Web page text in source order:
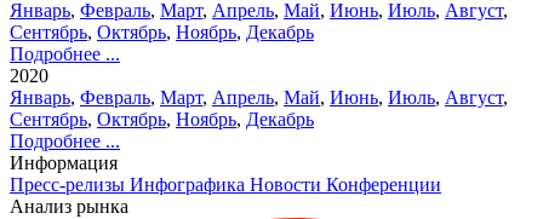
Январь, Февраль, Март, Апрель, Май, Июнь, Июль, Август,
Сентябрь, Октябрь, Ноябрь, Декабрь
Подробнее ...
2020
Январь, Февраль, Март, Апрель, Май, Июнь, Июль, Август,
Сентябрь, Октябрь, Ноябрь, Декабрь
Подробнее ...
Информация
Пресс-релизы Инфографика Новости Конференции
Анализ рынка